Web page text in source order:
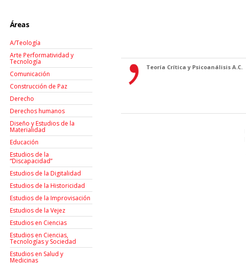
Áreas
A/Teología
Arte Performatividad y
Tecnología
Comunicación
Construcción de Paz
Derecho
Derechos humanos
Diseño y Estudios de la
Materialidad
Educación
Estudios de la
“Discapacidad”
Estudios de la Digitalidad
Estudios de la Historicidad
Estudios de la Improvisación
Estudios de la Vejez
Estudios en Ciencias
Estudios en Ciencias,
Tecnologías y Sociedad
Estudios en Salud y
Medicinas
Teoría Crítica y Psicoanálisis A.C.